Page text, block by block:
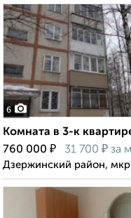
6
Комната в 3-к
760 000 ₽ 31 700 ₽ за
Дзержинский район,